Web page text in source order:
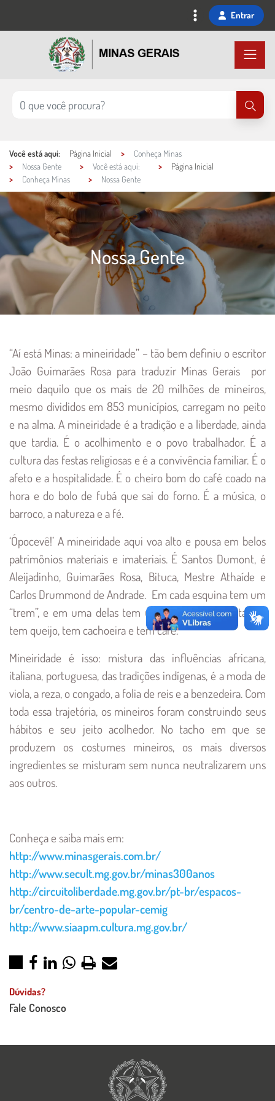
Entrar
Você está aqui: Página Inicial
Conheça Minas
Nossa Gente
Você está aqui:
Página Inicial
Conheça Minas
Nossa Gente
Nossa Gente
Conteúdo Principal
“Aí está Minas: a mineiridade” – tão bem definiu o escritor
João Guimarães Rosa para traduzir Minas Gerais por
meio daquilo que os mais de 20 milhões de mineiros,
mesmo divididos em 853 municípios, carregam no peito
e na alma. A mineiridade é a tradição e a liberdade, ainda
que tardia. É o acolhimento e o povo trabalhador. É a
cultura das festas religiosas e é a convivência familiar. É o
afeto e a hospitalidade. É o cheiro bom do café coado na
hora e do bolo de fubá que sai do forno. É a música, o
barroco, a natureza e a fé.
‘Ópocevê!’ A mineiridade aqui voa alto e pousa em belos
patrimônios materiais e imateriais. É Santos Dumont, é
Aleijadinho, Guimarães Rosa, Bituca, Mestre Athaíde e
Carlos Drummond de Andrade. Em cada esquina tem um
“trem”, e em uma delas tem um clube. Tem montanha,
tem queijo, tem cachoeira e tem café.
Mineiridade é isso: mistura das influências africana,
italiana, portuguesa, das tradições indígenas, é a moda de
viola, a reza, o congado, a folia de reis e a benzedeira. Com
toda essa trajetória, os mineiros foram construindo seus
hábitos e seu jeito acolhedor. No tacho em que se
produzem os costumes mineiros, os mais diversos
ingredientes se misturam sem nunca neutralizarem uns
aos outros.
Conheça e saiba mais em:
http://www.minasgerais.com.br/
http://www.secult.mg.gov.br/minas300anos
http://circuitoliberdade.mg.gov.br/pt-br/espacos-
br/centro-de-arte-popular-cemig
http://www.siaapm.cultura.mg.gov.br/
Dúvidas?
Fale Conosco